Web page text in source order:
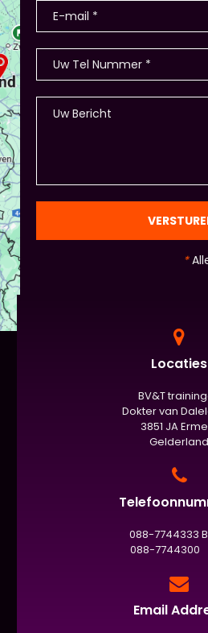
presentatie), hier waren ook
memory met de
opdelen (grootte/kleur/soort)
- Als je hierbij je eigen
dat altijd mogelijk! Maar:
Piet of hij dit wil in plaats
+ zorg ervoor dat de
en die van Piet en
gezien de
officiële/vaste werkvorm zijn.
nog met
*
Locaties
BV&T
Dokter van
3851 JA
Gelderland
088-7744333
088-7744300
Email